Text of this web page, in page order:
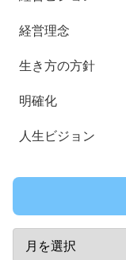
経営理念
生き方の方針
明確化
人生ビジョン